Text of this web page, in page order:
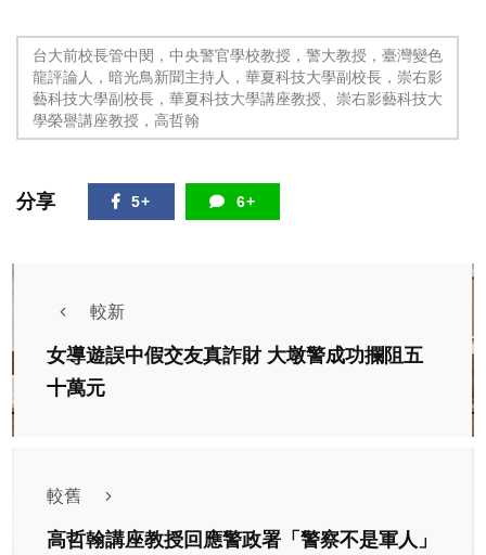
台大前校長管中閔，中央警官學校教授，警大教授，臺灣變色
龍評論人，暗光鳥新聞主持人，華夏科技大學副校長，崇右影
藝科技大學副校長，華夏科技大學講座教授、崇右影藝科技大
學榮譽講座教授，高哲翰
分享 5+ 6+
較新
女導遊誤中假交友真詐財 大墩警成功攔阻五
十萬元
較舊
高哲翰講座教授回應警政署「警察不是軍人」